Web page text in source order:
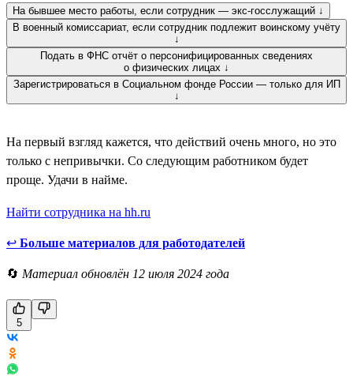
На бывшее место работы, если сотрудник — экс-госслужащий ↓
В военный комиссариат, если сотрудник подлежит воинскому учёту
↓
Подать в ФНС отчёт о персонифицированных сведениях
о физических лицах ↓
Зарегистрироваться в Социальном фонде России — только для ИП
↓
На первый взгляд кажется, что действий очень много, но это
только с непривычки. Со следующим работником будет
проще. Удачи в найме.
Найти сотрудника на hh.ru
↩ Больше материалов для работодателей
🔄 Материал обновлён 12 июля 2024 года
5